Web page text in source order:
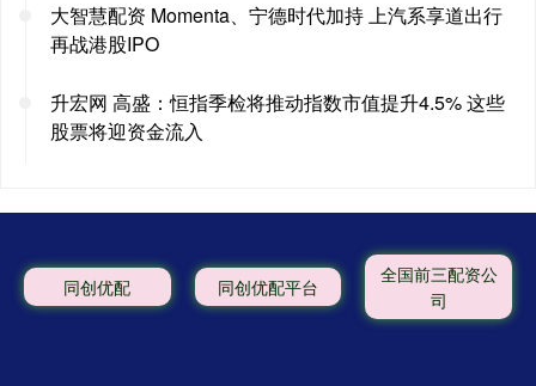
大智慧配资 Momenta、宁德时代加持 上汽系享道出行
再战港股IPO
升宏网 高盛：恒指季检将推动指数市值提升4.5% 这些
股票将迎资金流入
同创优配 同创优配平台
全国前三配资公
司